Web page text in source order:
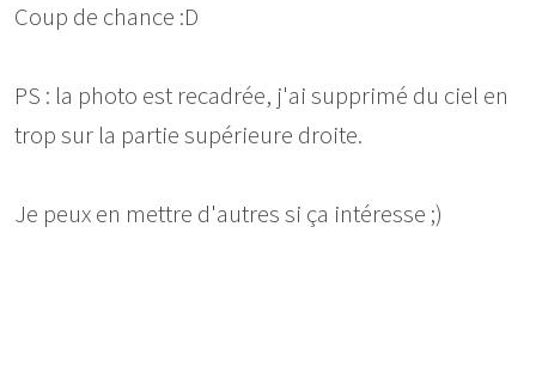
Coup de chance :D
PS : la photo est recadrée, j'ai supprimé du ciel en
trop sur la partie supérieure droite.
Je peux en mettre d'autres si ça intéresse ;)